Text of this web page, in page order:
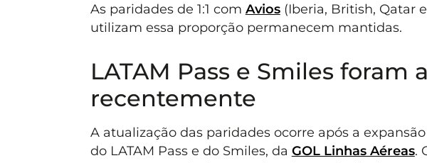
As paridades de 1:1 com Avios(Iberia, British, Qatar
utilizam essa proporção permanecem mantidas.
LATAM Pass e Smiles foram
recentemente
A atualização das paridades ocorre após a
do LATAM Pass e do Smiles, da GOL Linhas Aéreas.